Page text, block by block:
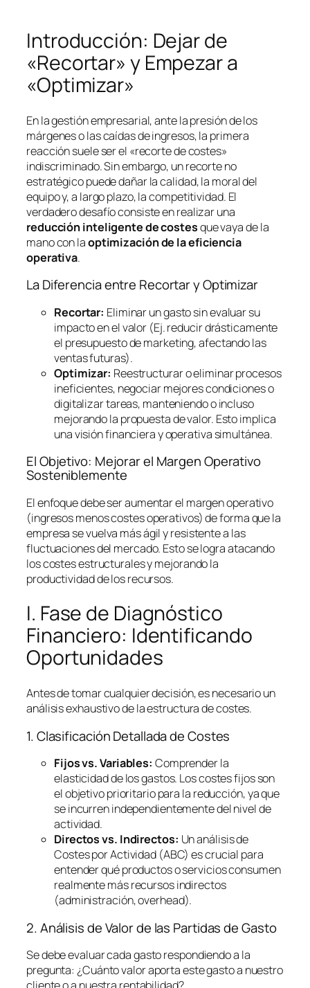
Introducción: Dejar de
«Recortar» y Empezar a
«Optimizar»
En la gestión empresarial, ante la presión de los
márgenes o las caídas de ingresos, la primera
reacción suele ser el «recorte de costes»
indiscriminado. Sin embargo, un recorte no
estratégico puede dañar la calidad, la moral del
equipo y, a largo plazo, la competitividad. El
verdadero desafío consiste en realizar una
reducción inteligente de costesque vaya de la
mano con laoptimización de la eficiencia
operativa.
La Diferencia entre Recortar y Optimizar
Recortar: Eliminar un gasto sin evaluar su
impacto en el valor (Ej. reducir drásticamente
el presupuesto de marketing, afectando las
ventas futuras).
Optimizar: Reestructurar o eliminar procesos
ineficientes, negociar mejores condiciones o
digitalizar tareas, manteniendo o incluso
mejorando la propuesta de valor. Esto implica
una visión financiera y operativa simultánea.
El Objetivo: Mejorar el Margen Operativo
Sosteniblemente
El enfoque debe ser aumentar el margen operativo
(ingresos menos costes operativos) de forma que la
empresa se vuelva más ágil y resistente a las
fluctuaciones del mercado. Esto se logra atacando
los costes estructurales y mejorando la
productividad de los recursos.
I. Fase de Diagnóstico
Financiero: Identificando
Oportunidades
Antes de tomar cualquier decisión, es necesario un
análisis exhaustivo de la estructura de costes.
1. Clasificación Detallada de Costes
Fijos vs. Variables: Comprender la
elasticidad de los gastos. Los costes fijos son
el objetivo prioritario para la reducción, ya que
se incurren independientemente del nivel de
actividad.
Directos vs. Indirectos: Un análisis de
Costes por Actividad (ABC) es crucial para
entender qué productos o servicios consumen
realmente más recursos indirectos
(administración,overhead).
2. Análisis de Valor de las Partidas de Gasto
Se debe evaluar cada gasto respondiendo a la
pregunta: ¿Cuánto valor aporta este gasto a nuestro